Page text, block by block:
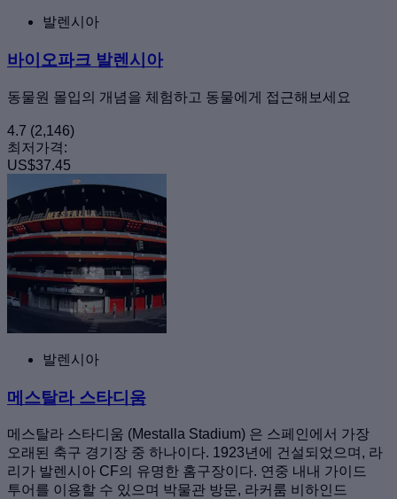
발렌시아
바이오파크 발렌시아
동물원 몰입의 개념을 체험하고 동물에게 접근해보세요
4.7 (2,146)
최저가격:
US$37.45
발렌시아
메스탈라 스타디움
메스탈라 스타디움 (Mestalla Stadium) 은 스페인에서 가장
오래된 축구 경기장 중 하나이다. 1923년에 건설되었으며, 라
리가 발렌시아 CF의 유명한 홈구장이다. 연중 내내 가이드
투어를 이용할 수 있으며 박물관 방문, 라커룸 비하인드